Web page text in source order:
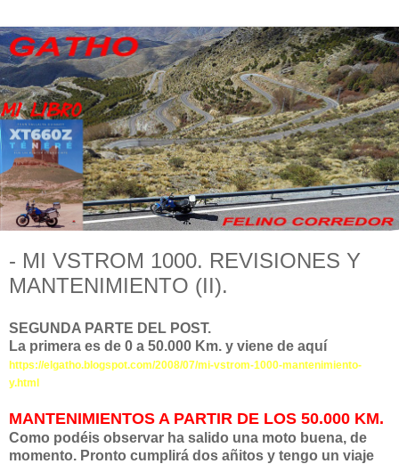
- MI VSTROM 1000. REVISIONES Y
MANTENIMIENTO (II).
SEGUNDA PARTE DEL POST.
La primera es de 0 a 50.000 Km. y viene de aquí
https://elgatho.blogspot.com/2008/07/mi-vstrom-1000-mantenimiento-
y.html
MANTENIMIENTOS A PARTIR DE LOS 50.000 KM.
Como podéis observar ha salido una moto buena, de
momento. Pronto cumplirá dos añitos y tengo un viaje